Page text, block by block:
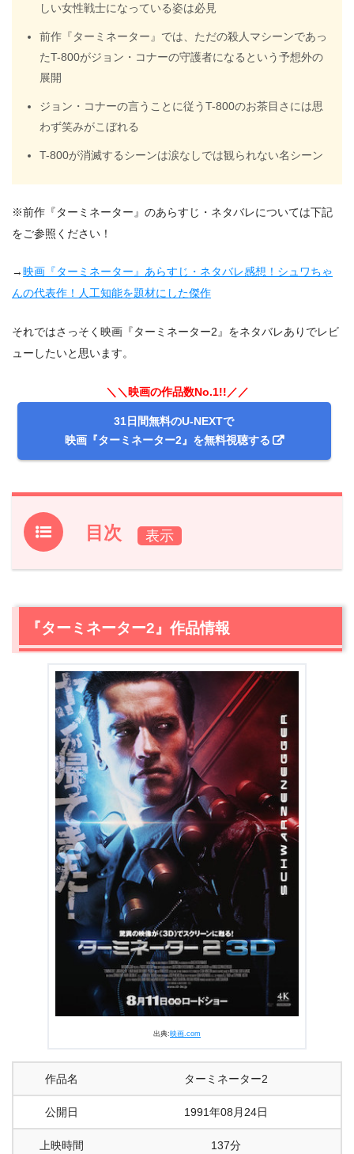
しい女性戦士になっている姿は必見
前作『ターミネーター』では、ただの殺人マシーンであっ
たT-800がジョン・コナーの守護者になるという予想外の
展開
ジョン・コナーの言うことに従うT-800のお茶目さには思
わず笑みがこぼれる
T-800が消滅するシーンは涙なしでは観られない名シーン
※前作『ターミネーター』のあらすじ・ネタバレについては下記
をご参照ください！
→映画『ターミネーター』あらすじ・ネタバレ感想！シュワちゃ
んの代表作！人工知能を題材にした傑作
それではさっそく映画『ターミネーター2』をネタバレありでレビ
ューしたいと思います。
＼＼映画の作品数No.1!!／／
31日間無料のU-NEXTで
映画『ターミネーター2』を無料視聴する
目次
1.『ターミネーター2』作品情報
3.【ネタバレ】『ターミネーター2』感想レビュー
3.1最強のターミネーターであるT-1000との死闘
3.2T-800とジョンコナーのほっこりするようなやり取り
3.3映画史に残る感動のラストシーン
『ターミネーター2』まとめ
『ターミネーター2』作品情報
出典:映画.com
作品名 ターミネーター2
公開日 1991年08月24日
上映時間 137分